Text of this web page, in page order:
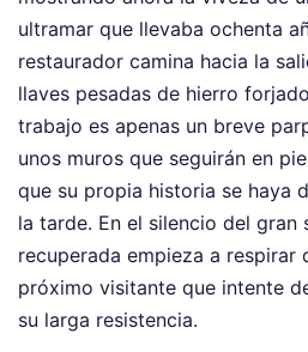
ultramar que llevaba ochenta
restaurador camina hacia la
llaves pesadas de hierro
trabajo es apenas un breve
unos muros que seguirán en
que su propia historia se haya
la tarde. En el silencio del gran
recuperada empieza a respirar
próximo visitante que intente
su larga resistencia.